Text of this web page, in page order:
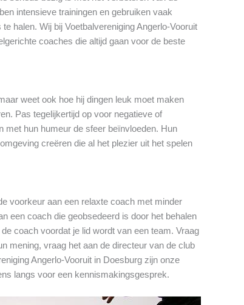
intensieve trainingen en gebruiken vaak
halen. Wij bij Voetbalvereniging Angerlo-Vooruit
coaches die altijd gaan voor de beste
weet ook hoe hij dingen leuk moet maken
Pas tegelijkertijd op voor negatieve of
hun humeur de sfeer beïnvloeden. Hun
creëren die al het plezier uit het spelen
voorkeur aan een relaxte coach met minder
een coach die geobsedeerd is door het behalen
coach voordat je lid wordt van een team. Vraag
mening, vraag het aan de directeur van de club
Angerlo-Vooruit in Doesburg zijn onze
langs voor een kennismakingsgesprek.